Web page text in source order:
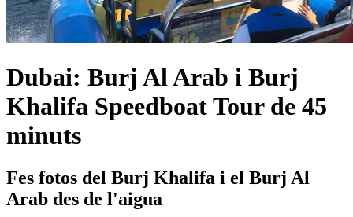
Dubai: Burj Al Arab i Burj
Khalifa Speedboat Tour de 45
minuts
Fes fotos del Burj Khalifa i el Burj Al
Arab des de l'aigua